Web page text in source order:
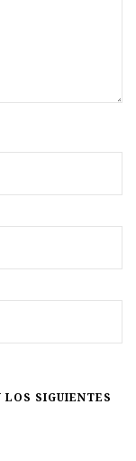
LOS SIGUIENTES